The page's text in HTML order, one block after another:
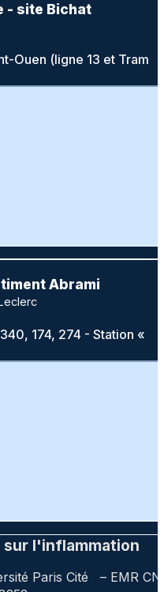
- site Bichat
Ouen (ligne 13 et Tram
Abrami
174, 274 - Station «
l'inflammation
Paris Cité – EMR